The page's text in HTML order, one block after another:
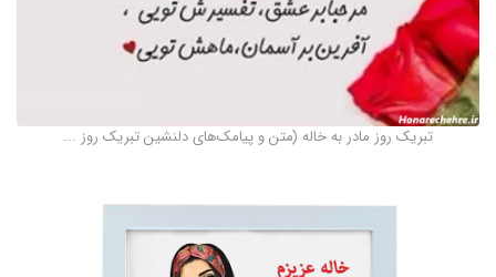
تبریک روز مادر به خاله (متن و پیامک‌های دلنشین تبریک روز ...